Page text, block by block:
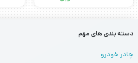
دسته بندی های مهم
چادر خودرو